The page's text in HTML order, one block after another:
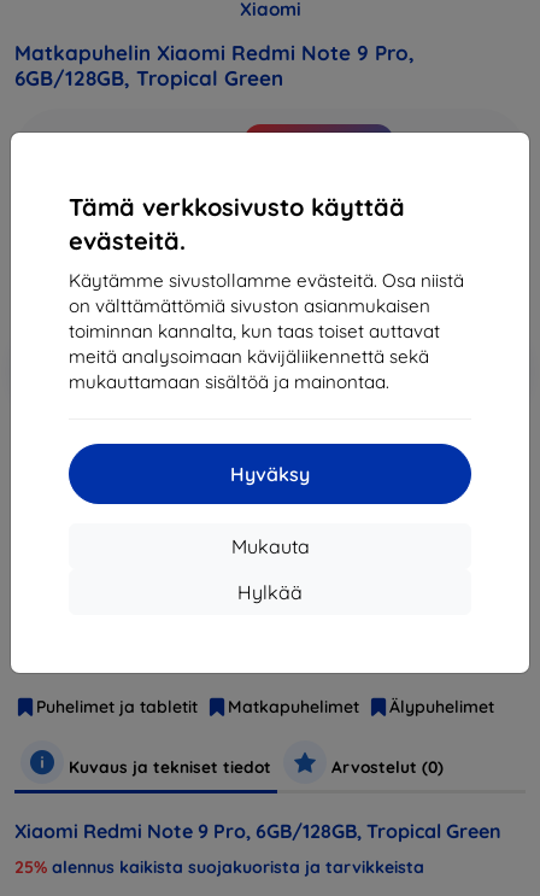
Tämä verkkosivusto käyttää
evästeitä.
Käytämme sivustollamme evästeitä. Osa niistä
on välttämättömiä sivuston asianmukaisen
toiminnan kannalta, kun taas toiset auttavat
meitä analysoimaan kävijäliikennettä sekä
mukauttamaan sisältöä ja mainontaa.
Hyväksy
Mukauta
Hylkää
Xiaomi
Matkapuhelin Xiaomi Redmi Note 9 Pro,
6GB/128GB, Tropical Green
229,90 €
206,91 €
-10%
Alennus kupongilla
EXTRA10
Lisää
Loppuunmyyty
Loppuunmyyty
Puhelimet ja tabletit
Matkapuhelimet Älypuhelimet
Kuvaus ja tekniset tiedot Arvostelut (0)
Xiaomi Redmi Note 9 Pro, 6GB/128GB, Tropical Green
25% alennus kaikista suojakuorista ja tarvikkeista